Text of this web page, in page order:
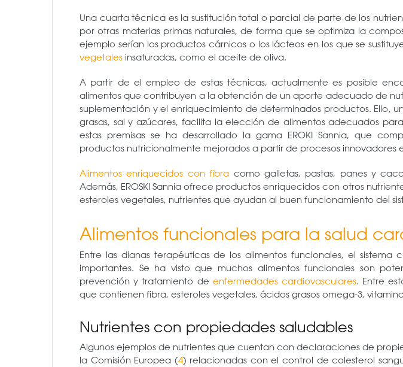
Una cuarta técnica es la sustitución total o parcial de parte de los
por otras materias primas naturales, de forma que se optimiza la
ejemplo serían los productos cárnicos o los lácteos en los que se
vegetales insaturadas, como el aceite de oliva.
A partir de el empleo de estas técnicas, actualmente es posible
alimentos que contribuyen a la obtención de un aporte adecuado de
suplementación y el enriquecimiento de determinados productos. Ello,
grasas, sal y azúcares, facilita la elección de alimentos adecuados
estas premisas se ha desarrollado la gama EROKI Sannia, que
productos nutricionalmente mejorados a partir de procesos innovadores
Alimentos enriquecidos con fibra como galletas, pastas, panes y
Además, EROSKI Sannia ofrece productos enriquecidos con otros
esteroles vegetales, nutrientes que ayudan al buen funcionamiento del
Alimentos funcionales para la salud
Entre las dianas terapéuticas de los alimentos funcionales, el sistema
importantes. Se ha visto que muchos alimentos funcionales son
prevención y tratamiento de enfermedades cardiovasculares. Entre
que contienen fibra, esteroles vegetales, ácidos grasos omega-3,
Nutrientes con propiedades saludables
Algunos ejemplos de nutrientes que cuentan con declaraciones de
la Comisión Europea (4) relacionadas con el control de colesterol